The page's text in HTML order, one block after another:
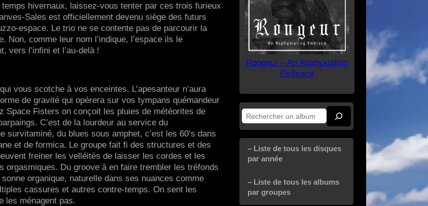
hivernaux, laissez-vous tenter par ces trois furieux
Sales est officiellement devenu siège des futurs
espace. Le trio ne se contente pas de parcourir la
Non, comme leur nom l’indique, l’espace ils le
vers l’infini et l’au-delà !
vous scotche à vos enceintes. L’apesanteur n’aura
de gravité qui opérera sur vos tympans quémandeur
Space Fisters on conçoit les pluies de météorites de
C’est de la lourdeur au service du
survitaminé, du blues sous amphet, c’est les 60’s dans
et de formica. Le groupe fait fi des structures et des
freiner les velléités de laisser les cordes et les
orgasmiques. Du groove à en faire trembler les tréfonds
organique, naturelle dans ses nuances comme
cassures et autres contre-temps. On sent les
les ménagent pas.
Rongeur – An Asphyxiating
Embrace
Rechercher
– Liste de tous les disques
par année
– Liste de tous les albums
par groupes